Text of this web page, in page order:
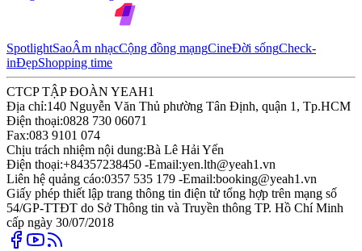
SpotlightSaoÂm nhạcCộng đồng mạngCineĐời sốngCheck-
inĐẹpShopping time
CTCP TẬP ĐOÀN YEAH1
Địa chỉ:140 Nguyễn Văn Thủ phường Tân Định, quận 1, Tp.HCM
Điện thoại:0828 730 06071
Fax:083 9101 074
Chịu trách nhiệm nội dung:Bà Lê Hải Yến
Điện thoại:+84357238450 -Email:yen.lth@yeah1.vn
Liên hệ quảng cáo:0357 535 179 -Email:booking@yeah1.vn
Giấy phép thiết lập trang thông tin điện tử tổng hợp trên mạng số
54/GP-TTĐT do Sở Thông tin và Truyền thông TP. Hồ Chí Minh
cấp ngày 30/07/2018